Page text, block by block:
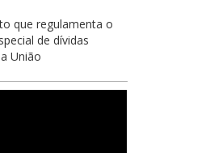
que regulamenta o
de dívidas
União